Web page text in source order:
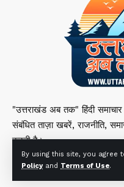
By using this site, you agree
Policyand Terms of Use.
"उत्तराखंड अब तक" हिंदी
संबंधित ताज़ा खबरें, राजनीति,
करती है।